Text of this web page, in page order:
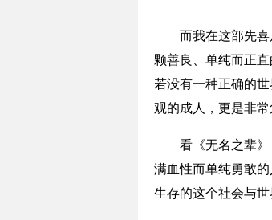
而我在这部先喜后
颗善良、单纯而正
若没有一种正确的
观的成人，更是非
看《无名之辈》，
满血性而单纯勇敢
生存的这个社会与世